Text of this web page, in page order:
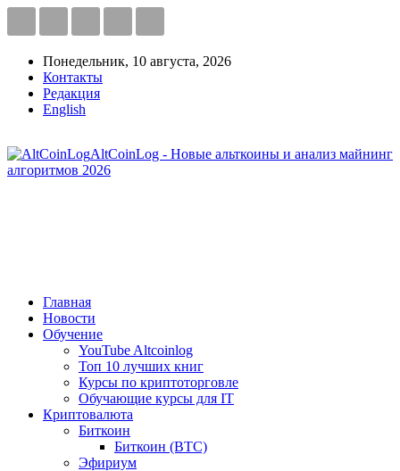
Понедельник, 10 августа, 2026
Контакты
Редакция
English
AltCoinLog - Новые альткоины и анализ майнинг
алгоритмов 2026
Главная
Новости
Обучение
YouTube Altcoinlog
Топ 10 лучших книг
Курсы по криптоторговле
Обучающие курсы для IT
Криптовалюта
Биткоин
Биткоин (BTC)
Эфириум